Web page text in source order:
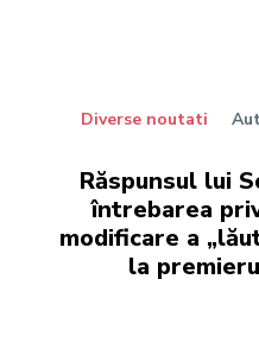
Diverse noutati
Răspunsul lui
întrebarea
modificare a
la